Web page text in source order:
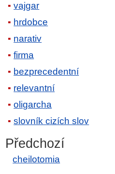
vajgar
hrdobce
narativ
firma
bezprecedentní
relevantní
oligarcha
slovník cizích slov
Předchozí
cheilotomia